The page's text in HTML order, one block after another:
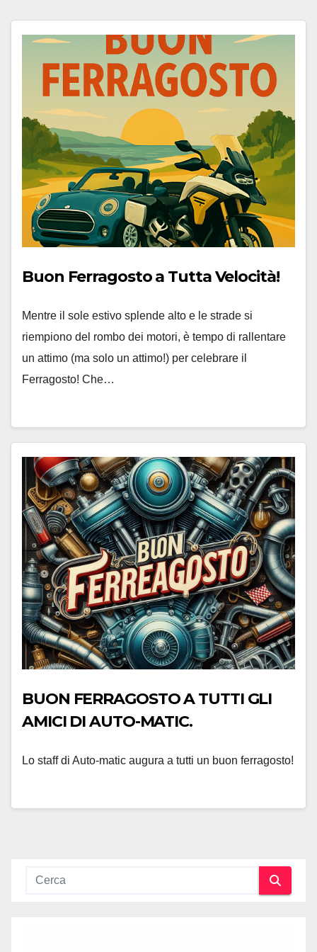
Buon Ferragosto a Tutta Velocità!
Mentre il sole estivo splende alto e le strade si
riempiono del rombo dei motori, è tempo di rallentare
un attimo (ma solo un attimo!) per celebrare il
Ferragosto! Che…
BUON FERRAGOSTO A TUTTI GLI
AMICI DI AUTO-MATIC.
Lo staff di Auto-matic augura a tutti un buon ferragosto!